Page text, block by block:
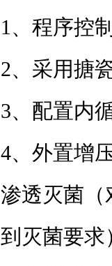
1、程序
2、采用搪
3、配置内
4、外置增
渗透灭菌（
到灭菌要求）